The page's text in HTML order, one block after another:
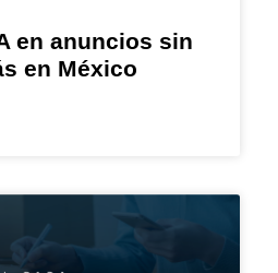
en anuncios sin
en México